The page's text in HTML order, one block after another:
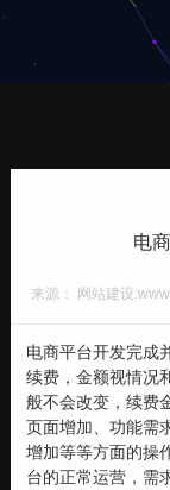
电
来源： 网站建设
电商平台开发完成
续费，金额视情况
般不会改变，续费
页面增加、功能需
增加等等方面的操
台的正常运营，需